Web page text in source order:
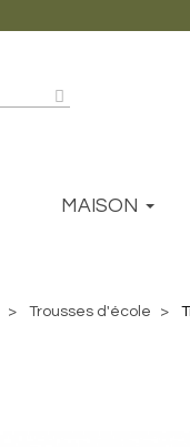
MAISON
Trousses d'école